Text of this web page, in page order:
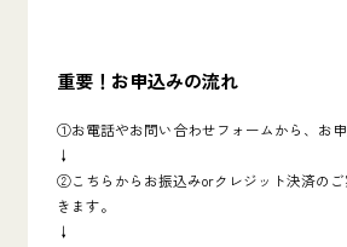
重要！お申込みの流れ
①お電話やお問い合わせフォームから、お申
↓
②こちらからお振込みorクレジット決済の
きます。
↓